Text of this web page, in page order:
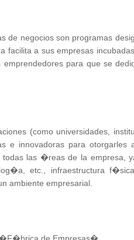
de negocios son programas
facilita a sus empresas
para que se
(como universidades,
e innovadoras para
las �reas de la empresa,
etc., infraestructura
ambiente empresarial.